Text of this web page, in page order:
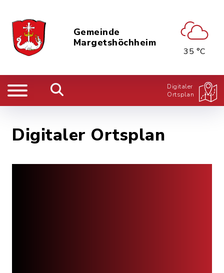
Gemeinde
Margetshöchheim
35 °C
Digitaler
Ortsplan
Digitaler Ortsplan